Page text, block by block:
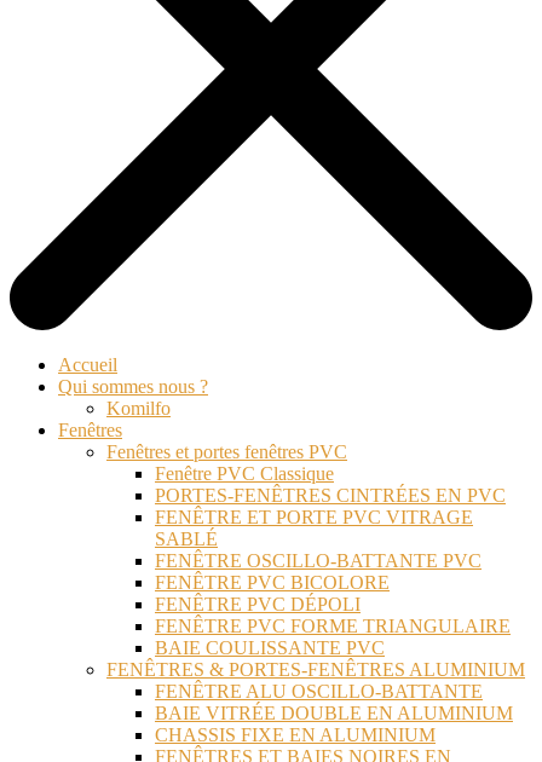
Accueil
Qui sommes nous ?
Komilfo
Fenêtres
Fenêtres et portes fenêtres PVC
Fenêtre PVC Classique
PORTES-FENÊTRES CINTRÉES EN PVC
FENÊTRE ET PORTE PVC VITRAGE
SABLÉ
FENÊTRE OSCILLO-BATTANTE PVC
FENÊTRE PVC BICOLORE
FENÊTRE PVC DÉPOLI
FENÊTRE PVC FORME TRIANGULAIRE
BAIE COULISSANTE PVC
FENÊTRES & PORTES-FENÊTRES ALUMINIUM
FENÊTRE ALU OSCILLO-BATTANTE
BAIE VITRÉE DOUBLE EN ALUMINIUM
CHASSIS FIXE EN ALUMINIUM
FENÊTRES ET BAIES NOIRES EN